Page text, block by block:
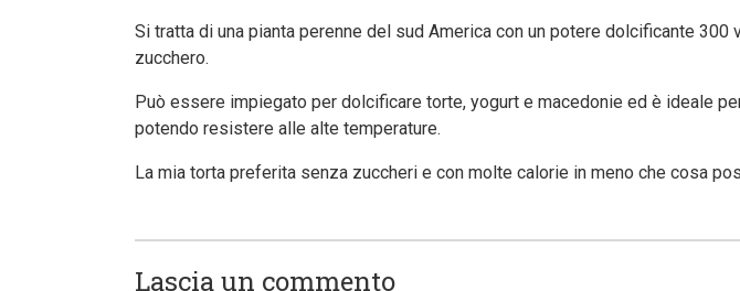
Si tratta di una pianta perenne del sud America con un potere dolcificante 300
zucchero.
Può essere impiegato per dolcificare torte, yogurt e macedonie ed è ideale
potendo resistere alle alte temperature.
La mia torta preferita senza zuccheri e con molte calorie in meno che cosa
Lascia un commento